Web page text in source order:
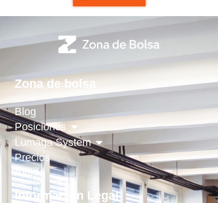
Zona de bolsa
Blog
Posiciones
Lumaga System
Precios
Ayuda
Información Legal